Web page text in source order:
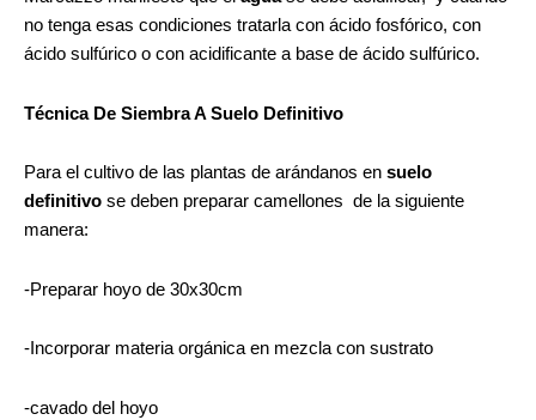
no tenga esas condiciones tratarla con ácido fosfórico, con
ácido sulfúrico o con acidificante a base de ácido sulfúrico.
Técnica De Siembra A Suelo Definitivo
Para el cultivo de las plantas de arándanos en suelo
definitivo se deben preparar camellones de la siguiente
manera:
-Preparar hoyo de 30x30cm
-Incorporar materia orgánica en mezcla con sustrato
-cavado del hoyo